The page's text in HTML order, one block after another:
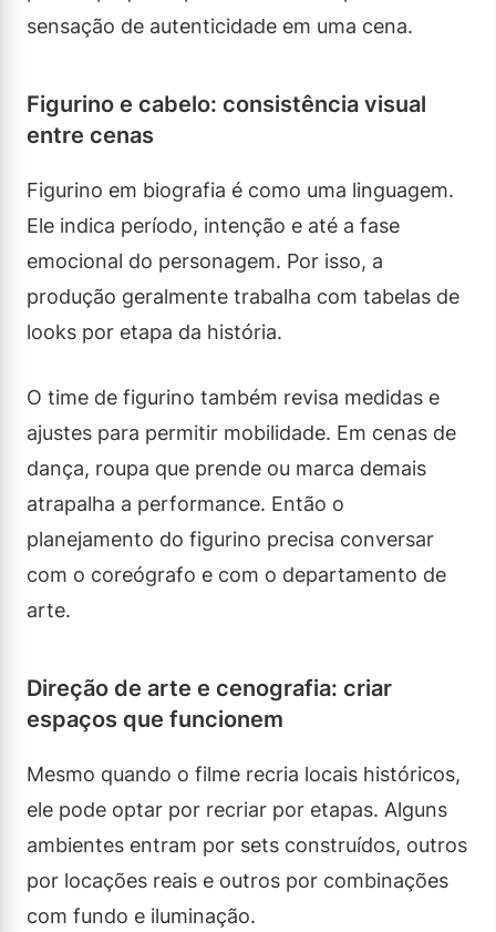
sensação de autenticidade em uma cena.
Figurino e cabelo: consistência visual
entre cenas
Figurino em biografia é como uma linguagem.
Ele indica período, intenção e até a fase
emocional do personagem. Por isso, a
produção geralmente trabalha com tabelas de
looks por etapa da história.
O time de figurino também revisa medidas e
ajustes para permitir mobilidade. Em cenas de
dança, roupa que prende ou marca demais
atrapalha a performance. Então o
planejamento do figurino precisa conversar
com o coreógrafo e com o departamento de
arte.
Direção de arte e cenografia: criar
espaços que funcionem
Mesmo quando o filme recria locais históricos,
ele pode optar por recriar por etapas. Alguns
ambientes entram por sets construídos, outros
por locações reais e outros por combinações
com fundo e iluminação.